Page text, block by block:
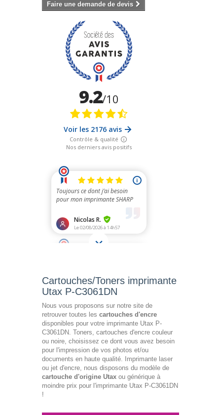
Faire une demande de devis
Cartouches/Toners imprimante
Utax P-C3061DN
Nous vous proposons sur notre site de
retrouver toutes les cartouches d'encre
disponibles pour votre imprimante Utax P-
C3061DN. Toners, cartouches d'encre couleur
ou noire, choisissez ce dont vous avez besoin
pour l'impression de vos photos et/ou
documents en haute qualité. Imprimante laser
ou jet d'encre, nous disposons du modèle de
cartouche d'origine Utax ou générique à
moindre prix pour l'imprimante Utax P-C3061DN
!